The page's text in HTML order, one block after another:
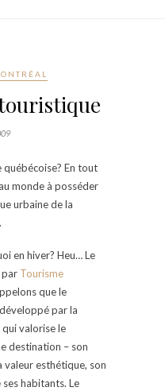
En tout
monde à posséder
urbaine de la
.
en hiver? Heu… Le
par Tourisme
que le
par la
valorise le
destination – son
valeur esthétique, son
habitants. Le